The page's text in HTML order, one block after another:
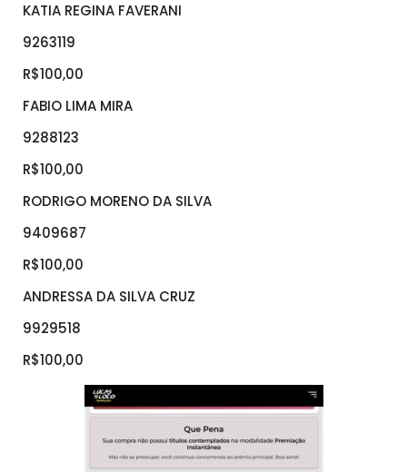
KATIA REGINA FAVERANI
9263119
R$100,00
FABIO LIMA MIRA
9288123
R$100,00
RODRIGO MORENO DA SILVA
9409687
R$100,00
ANDRESSA DA SILVA CRUZ
9929518
R$100,00